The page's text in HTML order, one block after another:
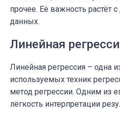
прочее. Её важность растёт
данных.
Линейная
Линейная регрессия – одна
используемых техник
метод регрессии. Одним из
лёгкость интерпретации